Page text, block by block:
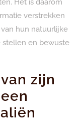
Het is daarom
verstrekken
hun natuurlijke
stellen en bewuste
zijn